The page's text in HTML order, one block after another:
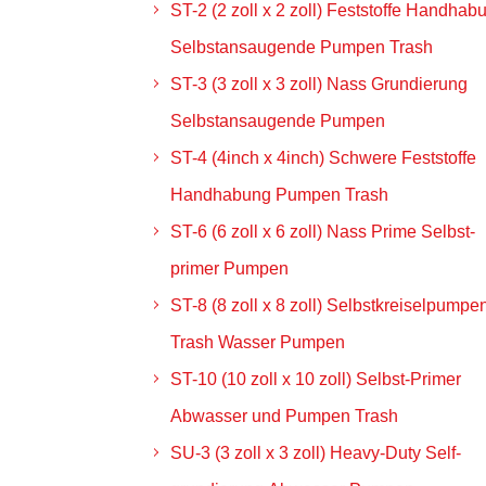
ST-2 (2 zoll x 2 zoll) Feststoffe
Selbstansaugende Pumpen Trash
ST-3 (3 zoll x 3 zoll) Nass Grundierung
Selbstansaugende Pumpen
ST-4 (4inch x 4inch) Schwere Feststoffe
Handhabung Pumpen Trash
ST-6 (6 zoll x 6 zoll) Nass Prime Selbst-
primer Pumpen
ST-8 (8 zoll x 8 zoll)
Trash Wasser Pumpen
ST-10 (10 zoll x 10 zoll) Selbst-Primer
Abwasser und Pumpen Trash
SU-3 (3 zoll x 3 zoll) Heavy-Duty Self-